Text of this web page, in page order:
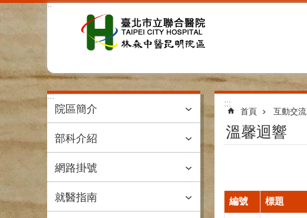
跳到主要內容區塊
:::
:::
院區簡介
部科介紹
網路掛號
就醫指南
:::
首頁 互動交流
溫馨迴響
編號 標題